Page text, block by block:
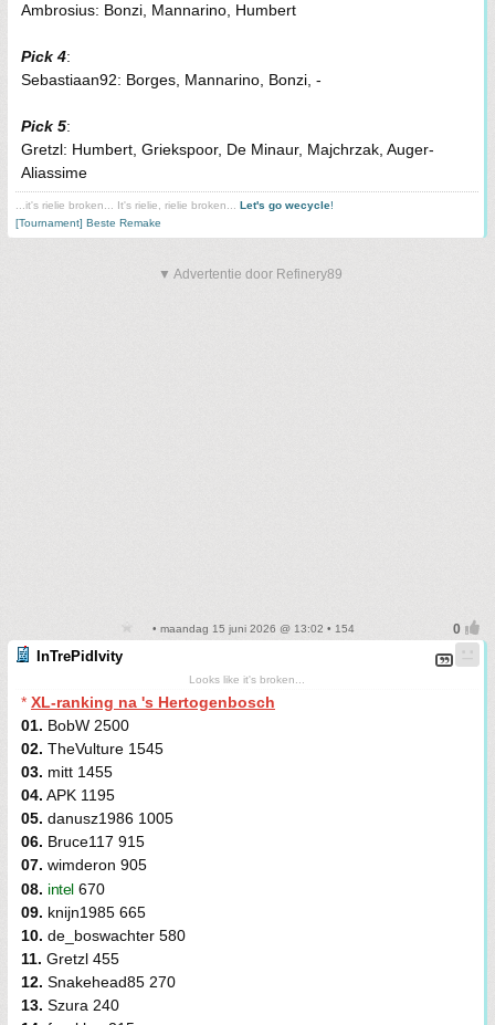
Ambrosius: Bonzi, Mannarino, Humbert
Pick 4:
Sebastiaan92: Borges, Mannarino, Bonzi, -
Pick 5:
Gretzl: Humbert, Griekspoor, De Minaur, Majchrzak, Auger-
Aliassime
...it's rielie broken... It's rielie, rielie broken... Let's go wecycle!
[Tournament] Beste Remake
▼ Advertentie door Refinery89
• maandag 15 juni 2026 @ 13:02 • 154
InTrePidIvity
Looks like it's broken...
* XL-ranking na 's Hertogenbosch
01. BobW 2500
02. TheVulture 1545
03. mitt 1455
04. APK 1195
05. danusz1986 1005
06. Bruce117 915
07. wimderon 905
08. intel670
09. knijn1985 665
10. de_boswachter 580
11. Gretzl 455
12. Snakehead85 270
13. Szura 240